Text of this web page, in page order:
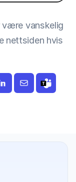
være vanskelig
nettsiden hvis